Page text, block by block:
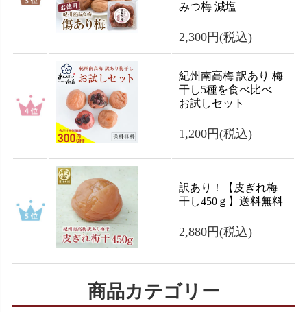
みつ梅 減塩
2,300円(税込)
紀州南高梅 訳あり 梅
干し5種を食べ比べ
お試しセット
1,200円(税込)
訳あり！【皮ぎれ梅
干し450ｇ】送料無料
2,880円(税込)
商品カテゴリー